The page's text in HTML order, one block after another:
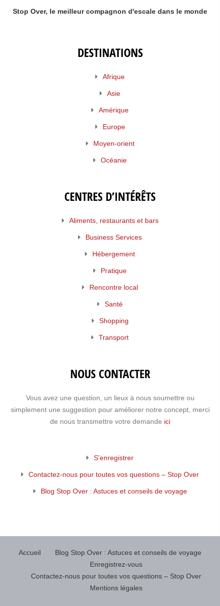
Stop Over, le meilleur compagnon d'escale dans le monde
DESTINATIONS
Afrique
Asie
Amérique
Europe
Moyen-orient
Océanie
CENTRES D’INTÉRÊTS
Aliments, restaurants et bars
Business Services
Hébergement
Pratique
Rencontre local
Santé
Shopping
Transport
NOUS CONTACTER
Vous avez une question, un lieux à nous soumettre ou
simplement une suggestion pour améliorer notre concept, merci
de nous transmettre votre demande ici
S’enregistrer
Contactez-nous pour toutes vos questions – Stop Over
Blog Stop Over : Astuces et conseils de voyage
Accueil
Blog Stop Over : Astuces et conseils de voyage
Enregistrez-vous
Contactez-nous pour toutes vos questions – Stop Over
Mentions légales